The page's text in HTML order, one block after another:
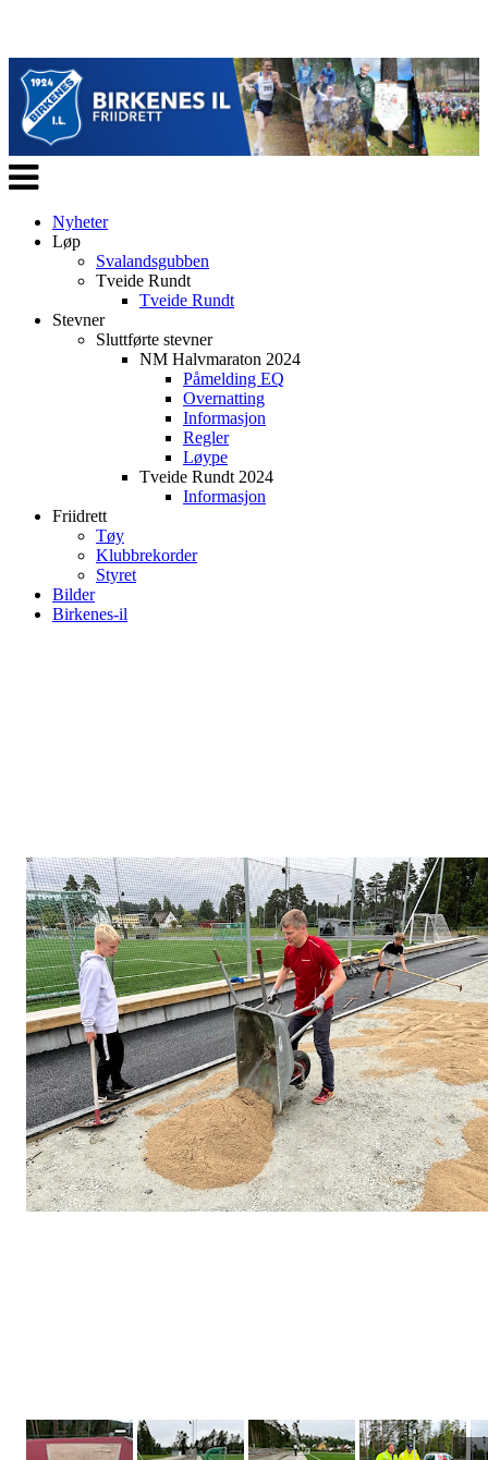
Veksle
navigasjon
Nyheter
Løp
Svalandsgubben
Tveide Rundt
Tveide Rundt
Stevner
Sluttførte stevner
NM Halvmaraton 2024
Påmelding EQ
Overnatting
Informasjon
Regler
Løype
Tveide Rundt 2024
Informasjon
Friidrett
Tøy
Klubbrekorder
Styret
Bilder
Birkenes-il